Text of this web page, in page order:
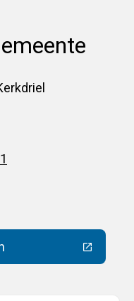
gaat naar een